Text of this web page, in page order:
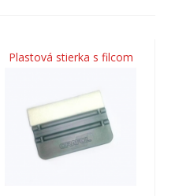
Plastová stierka s filcom